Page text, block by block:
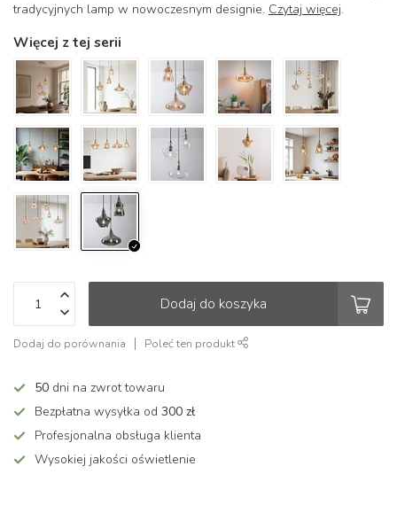
tradycyjnych lamp w nowoczesnym designie. Czytaj więcej.
Więcej z tej serii
Dodaj do koszyka
Dodaj do porównania Poleć ten produkt
50 dni na zwrot towaru
Bezpłatna wysyłka od 300 zł
Profesjonalna obsługa klienta
Wysokiej jakości oświetlenie